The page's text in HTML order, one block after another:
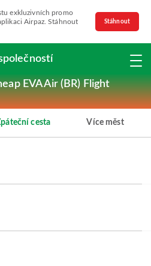
exkluzivních promo
Airpaz. Stáhnout
Stáhnout
EVA Air (BR) Flight
cesta Více měst